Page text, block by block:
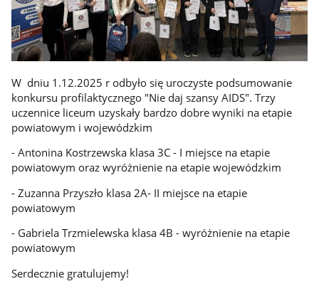
W dniu 1.12.2025 r odbyło się uroczyste podsumowanie
konkursu profilaktycznego "Nie daj szansy AIDS". Trzy
uczennice liceum uzyskały bardzo dobre wyniki na etapie
powiatowym i wojewódzkim
- Antonina Kostrzewska klasa 3C - I miejsce na etapie
powiatowym oraz wyróżnienie na etapie wojewódzkim
- Zuzanna Przyszło klasa 2A- II miejsce na etapie
powiatowym
- Gabriela Trzmielewska klasa 4B - wyróżnienie na etapie
powiatowym
Serdecznie gratulujemy!